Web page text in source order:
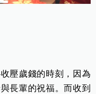
壓歲錢的時刻，因為
長輩的祝福。而收到